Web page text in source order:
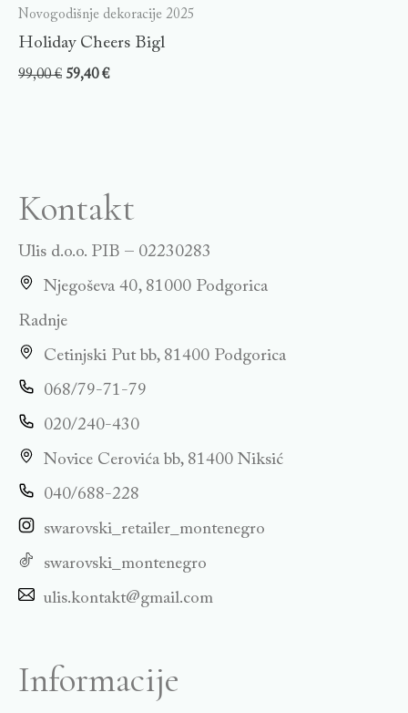
Novogodišnje dekoracije 2025
Holiday Cheers Bigl
99,00€ 59,40€
Kontakt
Ulis d.o.o. PIB – 02230283
Njegoševa 40, 81000 Podgorica
Radnje
Cetinjski Put bb, 81400 Podgorica
068/79-71-79
020/240-430
Novice Cerovića bb, 81400 Niksić
040/688-228
swarovski_retailer_montenegro
swarovski_montenegro
ulis.kontakt@gmail.com
Informacije